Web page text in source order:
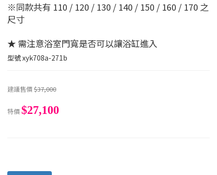
※同款共有 110 / 120 / 130 / 140 / 150 / 160 / 170 之
尺寸
★ 需注意浴室門寬是否可以讓浴缸進入
型號xyk708a-271b
建議售價$37,000
特價$27,100